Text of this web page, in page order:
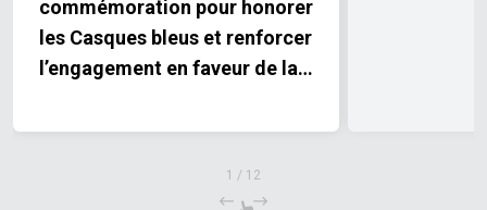
commémoration pour honorer
les Casques bleus et renforcer
l’engagement en faveur de la
1 / 12